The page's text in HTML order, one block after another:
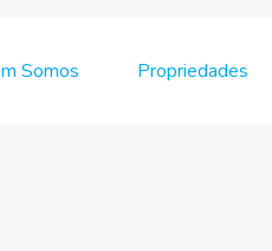
Somos Propriedades